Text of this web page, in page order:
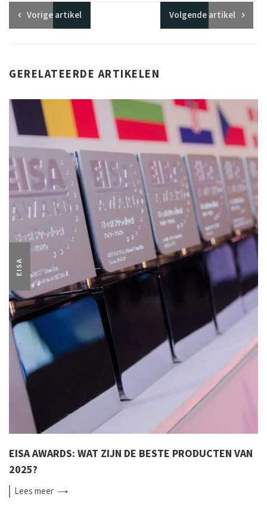
Vorigeartikel Volgendeartikel
GERELATEERDE ARTIKELEN
EISA
EISA AWARDS: WAT ZIJN DE BESTE PRODUCTEN VAN
2025?
Leesmeer